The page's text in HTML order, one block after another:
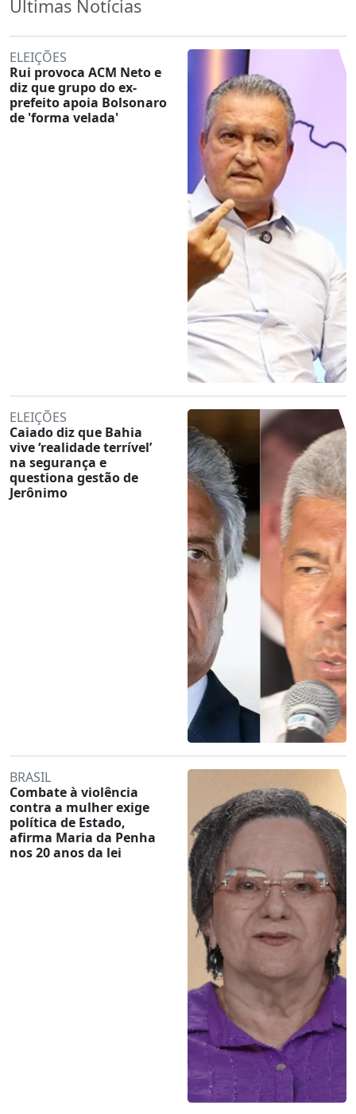
Últimas Notícias
ELEIÇÕES
Rui provoca ACM Neto e
diz que grupo do ex-
prefeito apoia Bolsonaro
de 'forma velada'
ELEIÇÕES
Caiado diz que Bahia
vive ‘realidade terrível’
na segurança e
questiona gestão de
Jerônimo
BRASIL
Combate à violência
contra a mulher exige
política de Estado,
afirma Maria da Penha
nos 20 anos da lei